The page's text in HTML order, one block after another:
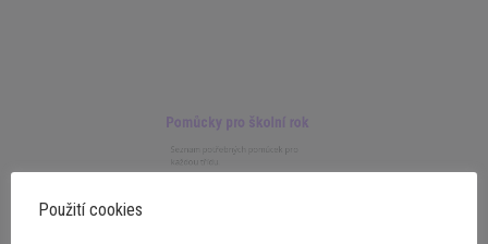
Seznam potřebných pomůcek pro
každou třídu.
Použití cookies